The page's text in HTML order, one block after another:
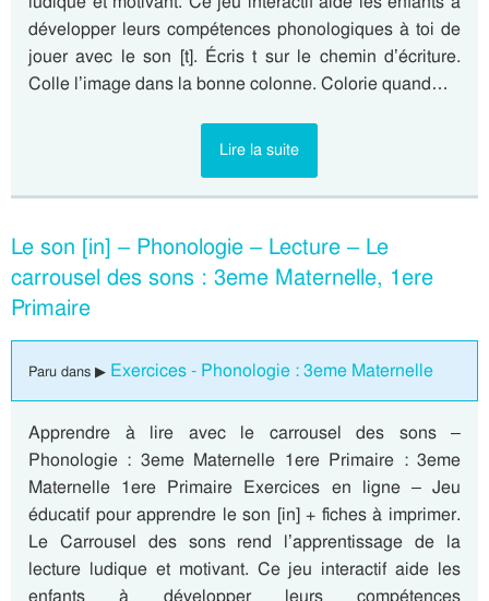
développer leurs compétences phonologiques à toi de
jouer avec le son [t]. Écris t sur le chemin d’écriture.
Colle l’image dans la bonne colonne. Colorie quand…
Lire la suite
Le son [in] – Phonologie – Lecture – Le
carrousel des sons : 3eme Maternelle, 1ere
Primaire
Paru dans ▶ Exercices - Phonologie : 3eme Maternelle
Apprendre à lire avec le carrousel des sons –
Phonologie : 3eme Maternelle 1ere Primaire : 3eme
Maternelle 1ere Primaire Exercices en ligne – Jeu
éducatif pour apprendre le son [in] + fiches à imprimer.
Le Carrousel des sons rend l’apprentissage de la
lecture ludique et motivant. Ce jeu interactif aide les
enfants à développer leurs compétences